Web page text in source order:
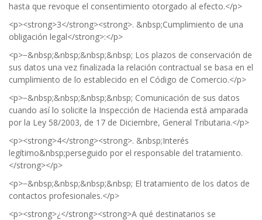
hasta que revoque el consentimiento otorgado al efecto.</p>
<p><strong>3</strong><strong>. &nbsp;Cumplimiento de una
obligación legal</strong>:</p>
<p>−&nbsp;&nbsp;&nbsp;&nbsp; Los plazos de conservación de
sus datos una vez finalizada la relación contractual se basa en el
cumplimiento de lo establecido en el Código de Comercio.</p>
<p>−&nbsp;&nbsp;&nbsp;&nbsp; Comunicación de sus datos
cuando así lo solicite la Inspección de Hacienda está amparada
por la Ley 58/2003, de 17 de Diciembre, General Tributaria.</p>
<p><strong>4</strong><strong>. &nbsp;Interés
legítimo&nbsp;perseguido por el responsable del tratamiento.
</strong></p>
<p>−&nbsp;&nbsp;&nbsp;&nbsp; El tratamiento de los datos de
contactos profesionales.</p>
<p><strong>¿</strong><strong>A qué destinatarios se